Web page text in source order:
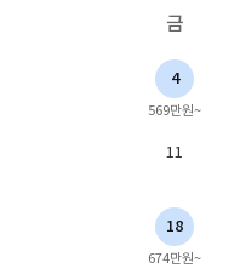
금
4
569만원~
11
18
674만원~